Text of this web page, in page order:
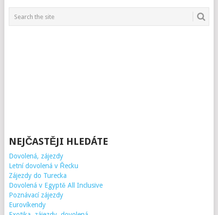
NEJČASTĚJI HLEDÁTE
Dovolená, zájezdy
Letní dovolená v Řecku
Zájezdy do Turecka
Dovolená v Egyptě All Inclusive
Poznávací zájezdy
Eurovíkendy